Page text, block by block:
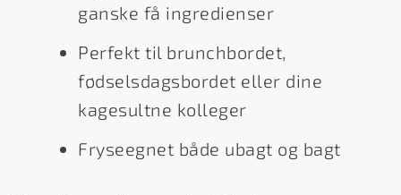
ganske få ingredienser
Perfekt til brunchbordet,
fødselsdagsbordet eller dine
kagesultne kolleger
Fryseegnet både ubagt og bagt